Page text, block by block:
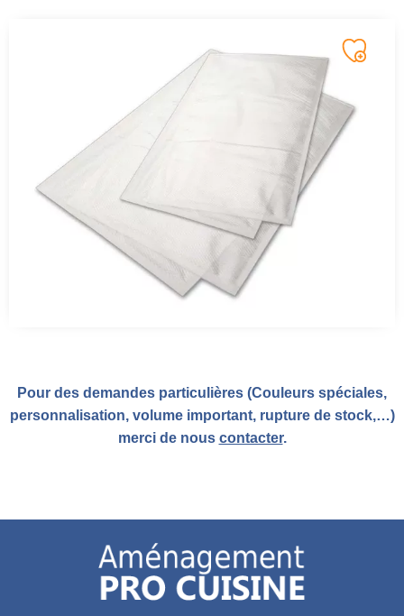
Pour des demandes particulières (Couleurs spéciales,
personnalisation, volume important, rupture de stock,…)
merci de nous contacter.